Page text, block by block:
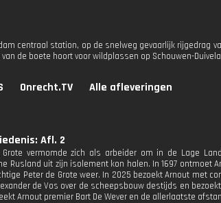
centraal station, op de snelweg gevaarlijk rijgedrag
de boete hoort voor wildplassen op Schouwen-
Onrecht.TV Alle afleveringen
Afl. 2
vermomde zich als arbeider om in de Lage
Rusland uit zijn isolement kon halen. In 1697 ontmoet
Peter de Grote weer. In 2025 bezoekt Arnout met
de Vos over de scheepsbouw destijds en
Arnout premier Bart De Wever en de allerlaatste